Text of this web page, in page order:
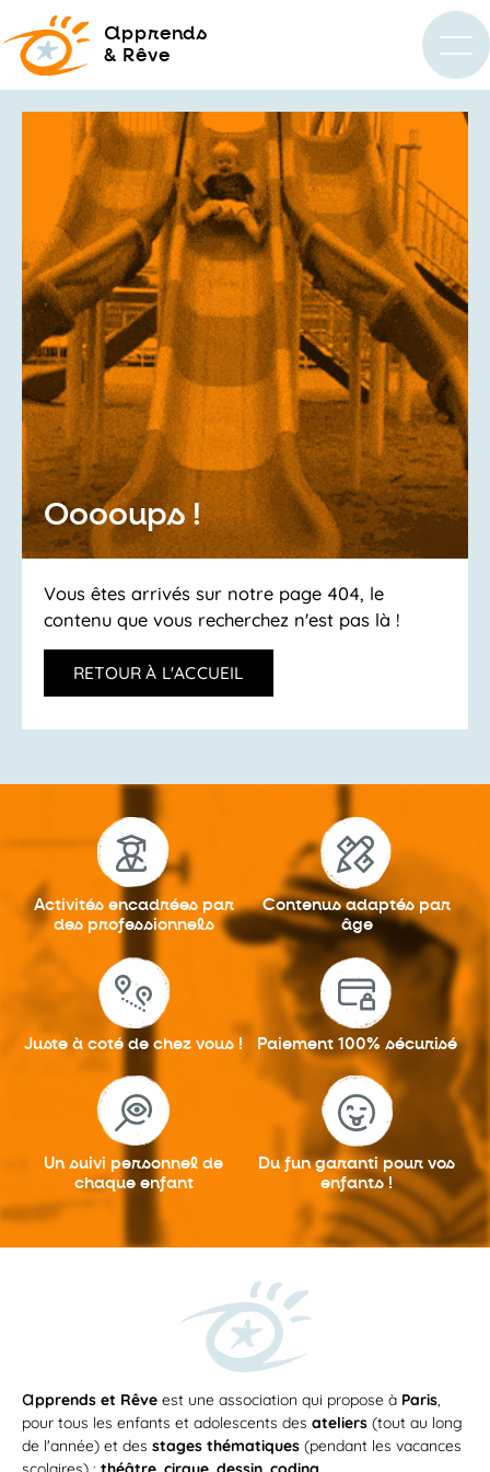
apprends
& Rêve
Ooooups !
Vous êtes arrivés sur notre page 404, le
contenu que vous recherchez n'est pas là !
RETOUR À L'ACCUEIL
Activités encadrées par
des professionnels
Contenus adaptés par
âge
Juste à coté de chez vous ! Paiement 100% sécurisé
Un suivi personnel de
chaque enfant
Du fun garantipour vos
enfants !
apprends et Rêve est une association qui propose à Paris,
pour tous les enfants et adolescents des ateliers (tout au long
de l'année) et des stages thématiques (pendant les vacances